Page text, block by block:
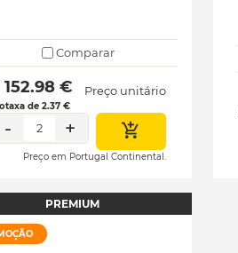
Comparar
152.98 €
de 2.37 €
Preço unitário
- 2 +
Preço em Portugal Continental.
PREMIUM